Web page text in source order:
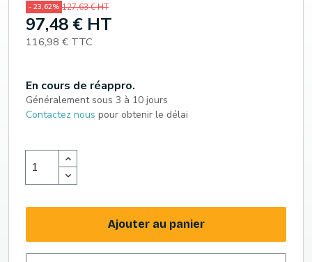
- 23,62% 127,63 € HT
97,48 € HT
116,98 € TTC
En cours de réappro.
Généralement sous 3 à 10 jours
Contactez nous pour obtenir le délai
Ajouter au panier